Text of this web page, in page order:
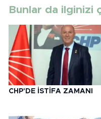
Bunlar da ilginizi
CHP'DE İSTİFA ZAMANI